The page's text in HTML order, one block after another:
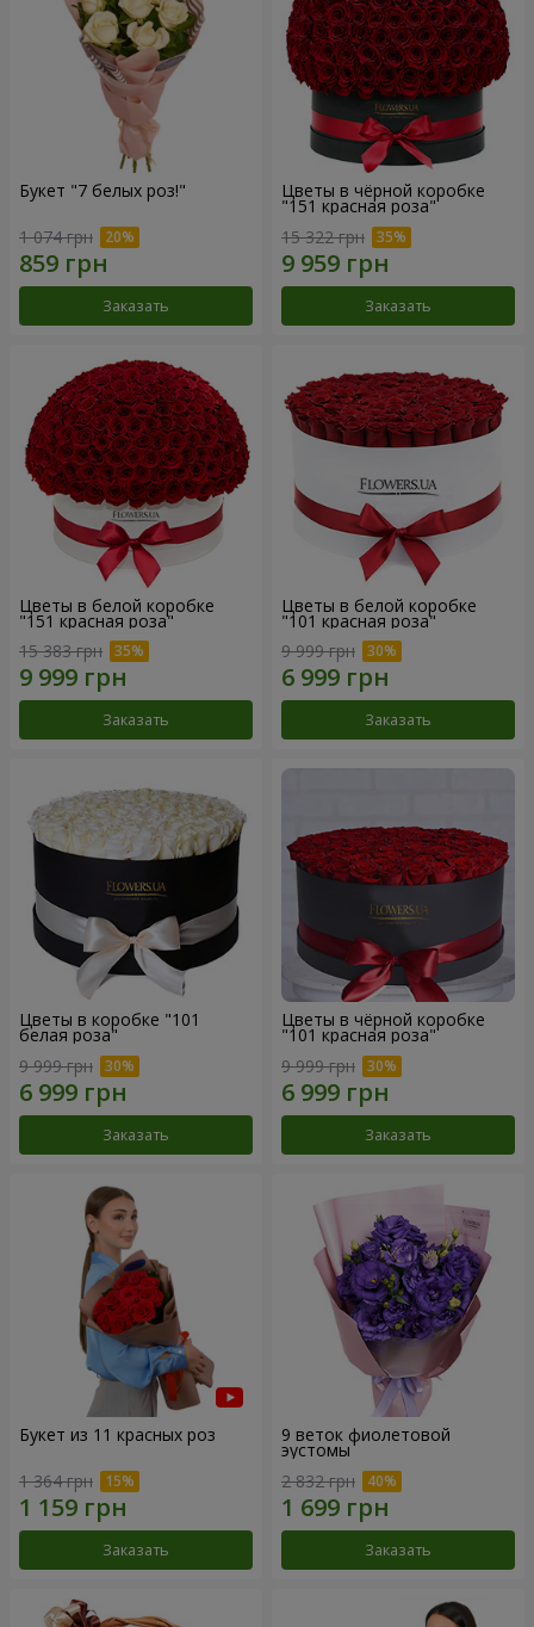
Букет "7 белых роз!"
1 074 грн
Заказать
Цветы в чёрной коробке
"151 красная роза"
15 322 грн
Заказать
Цветы в белой коробке
"151 красная роза"
15 383 грн
Заказать
Цветы в белой коробке
"101 красная роза"
9 999 грн
Заказать
Цветы в коробке "101
белая роза"
9 999 грн
Заказать
Цветы в чёрной коробке
"101 красная роза"
9 999 грн
Заказать
Букет из 11 красных роз
1 364 грн
Заказать
9 веток фиолетовой
эустомы
2 832 грн
Заказать